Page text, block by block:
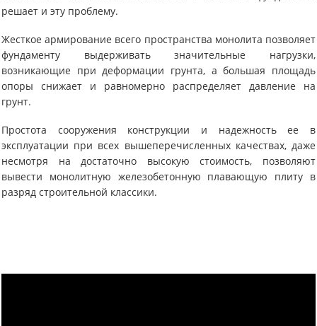
решает и эту проблему.
Жесткое армирование всего пространства монолита позволяет
фундаменту выдерживать значительные нагрузки,
возникающие при деформации грунта, а большая площадь
опоры снижает и равномерно распределяет давление на
грунт.
Простота сооружения конструкции и надежность ее в
эксплуатации при всех вышеперечисленных качествах, даже
несмотря на достаточно высокую стоимость, позволяют
вывести монолитную железобетонную плавающую плиту в
разряд строительной классики.